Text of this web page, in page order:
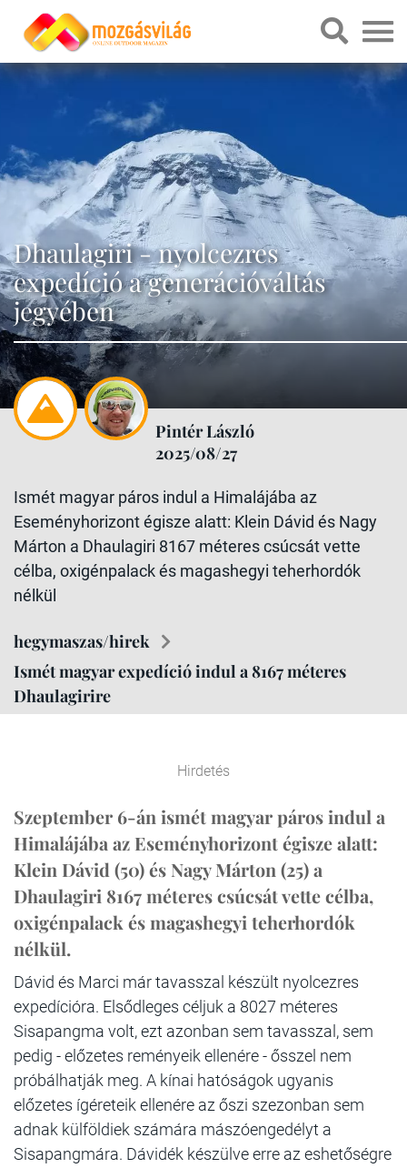
Dhaulagiri - nyolcezres
expedíció a generációváltás
jegyében
Pintér László
2025/08/27
Ismét magyar páros indul a Himalájába az
Eseményhorizont égisze alatt: Klein Dávid és Nagy
Márton a Dhaulagiri 8167 méteres csúcsát vette
célba, oxigénpalack és magashegyi teherhordók
nélkül
hegymaszas/hirek
Ismét magyar expedíció indul a 8167 méteres
Dhaulagirire
Hirdetés
Szeptember 6-án ismét magyar páros indul a
Himalájába az Eseményhorizont égisze alatt:
Klein Dávid (50) és Nagy Márton (25) a
Dhaulagiri 8167 méteres csúcsát vette célba,
oxigénpalack és magashegyi teherhordók
nélkül.
Dávid és Marci már tavasszal készült nyolcezres
expedícióra. Elsődleges céljuk a 8027 méteres
Sisapangma volt, ezt azonban sem tavasszal, sem
pedig - előzetes reményeik ellenére - ősszel nem
próbálhatják meg. A kínai hatóságok ugyanis
előzetes ígéreteik ellenére az őszi szezonban sem
adnak külföldiek számára mászóengedélyt a
Sisapangmára. Dávidék készülve erre az eshetőségre